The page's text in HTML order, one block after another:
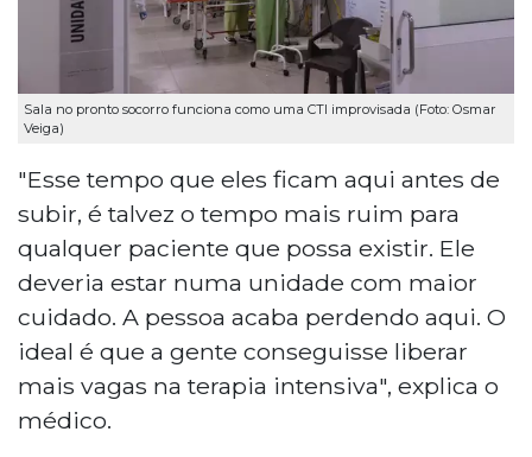
Sala no pronto socorro funciona como uma CTI improvisada (Foto: Osmar
Veiga)
"Esse tempo que eles ficam aqui antes de
subir, é talvez o tempo mais ruim para
qualquer paciente que possa existir. Ele
deveria estar numa unidade com maior
cuidado. A pessoa acaba perdendo aqui. O
ideal é que a gente conseguisse liberar
mais vagas na terapia intensiva", explica o
médico.